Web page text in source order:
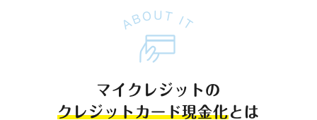
マイクレジットの
クレジットカード現金化とは